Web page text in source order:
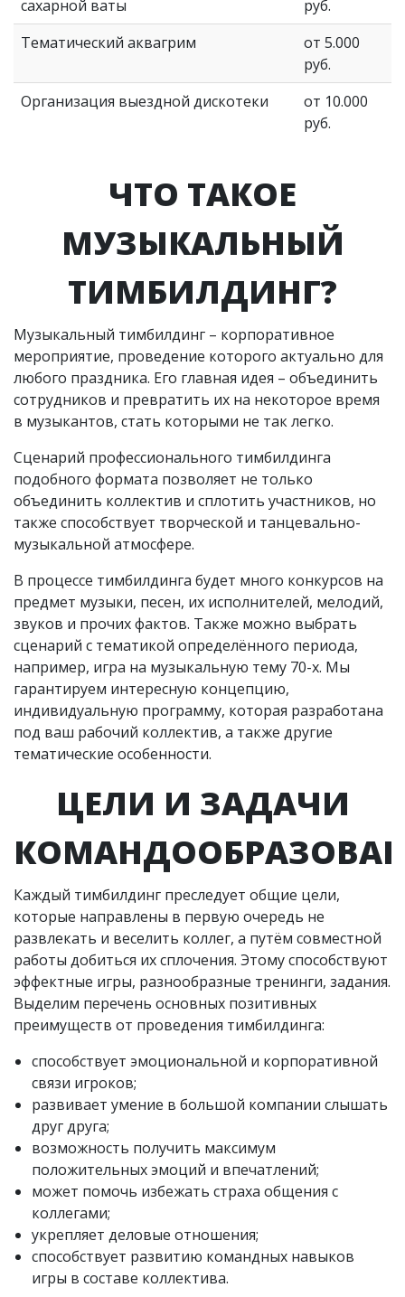
сахарной ваты
руб.
Тематический аквагрим
от 5.000
руб.
Организация выездной дискотеки
от 10.000
руб.
ЧТО ТАКОЕ
МУЗЫКАЛЬНЫЙ
ТИМБИЛДИНГ?
Музыкальный тимбилдинг – корпоративное
мероприятие, проведение которого актуально для
любого праздника. Его главная идея – объединить
сотрудников и превратить их на некоторое время
в музыкантов, стать которыми не так легко.
Сценарий профессионального тимбилдинга
подобного формата позволяет не только
объединить коллектив и сплотить участников, но
также способствует творческой и танцевально-
музыкальной атмосфере.
В процессе тимбилдинга будет много конкурсов на
предмет музыки, песен, их исполнителей, мелодий,
звуков и прочих фактов. Также можно выбрать
сценарий с тематикой определённого периода,
например, игра на музыкальную тему 70-х. Мы
гарантируем интересную концепцию,
индивидуальную программу, которая разработана
под ваш рабочий коллектив, а также другие
тематические особенности.
ЦЕЛИ И ЗАДАЧИ
Каждый тимбилдинг преследует общие цели,
которые направлены в первую очередь не
развлекать и веселить коллег, а путём совместной
работы добиться их сплочения. Этому способствуют
эффектные игры, разнообразные тренинги, задания.
Выделим перечень основных позитивных
преимуществ от проведения тимбилдинга:
способствует эмоциональной и корпоративной
связи игроков;
развивает умение в большой компании слышать
друг друга;
возможность получить максимум
положительных эмоций и впечатлений;
может помочь избежать страха общения с
коллегами;
укрепляет деловые отношения;
способствует развитию командных навыков
игры в составе коллектива.